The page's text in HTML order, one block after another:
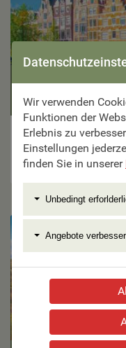
1.199,–
Große
Amsterdam
Wir verwenden
Funktionen der
Erlebnis zu
Einstellungen
finden Sie in unserer
Unbedingt
Angebote